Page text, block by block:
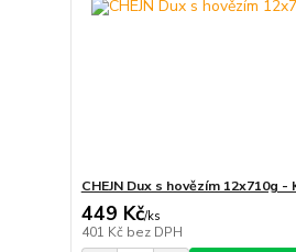
CHEJN Dux s hovězím 12x710g -
449 Kč/ks
401 Kč bez DPH